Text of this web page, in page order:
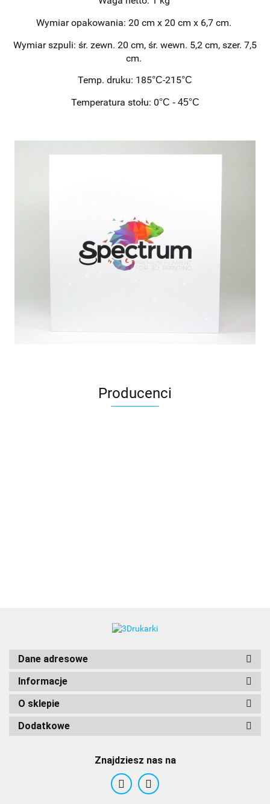
Wymiar opakowania: 20 cm x 20 cm x 6,7 cm.
Wymiar szpuli: śr. zewn. 20 cm, śr. wewn. 5,2 cm, szer. 7,5
cm.
Temp. druku: 185°C-215°C
Temperatura stołu: 0°C - 45°C
Producenci
Dane adresowe
Informacje
O sklepie
Dodatkowe
Znajdziesz nas na